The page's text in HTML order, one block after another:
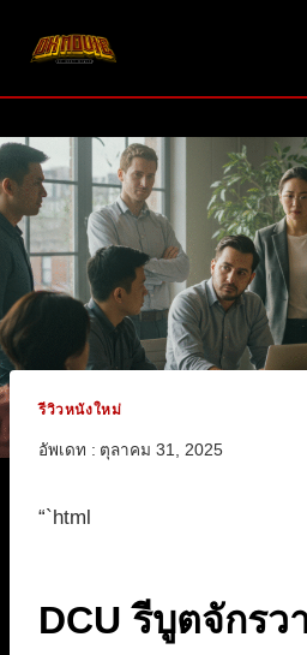
รีวิวหนังใหม่
อัพเดท : ตุลาคม 31, 2025
“`html
DCU รีบูตจักร